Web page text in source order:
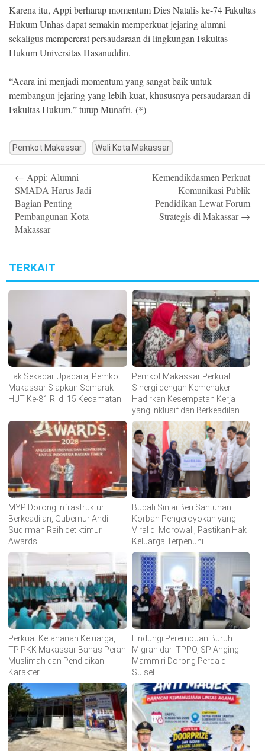
Karena itu, Appi berharap momentum Dies Natalis ke-74 Fakultas
Hukum Unhas dapat semakin memperkuat jejaring alumni
sekaligus mempererat persaudaraan di lingkungan Fakultas
Hukum Universitas Hasanuddin.
“Acara ini menjadi momentum yang sangat baik untuk
membangun jejaring yang lebih kuat, khususnya persaudaraan di
Fakultas Hukum,” tutup Munafri. (*)
Pemkot Makassar Wali Kota Makassar
navigation
← Appi: Alumni
SMADA Harus Jadi
Bagian Penting
Pembangunan Kota
Makassar
Kemendikdasmen Perkuat
Komunikasi Publik
Pendidikan Lewat Forum
Strategis di Makassar→
TERKAIT
Tak Sekadar Upacara, Pemkot
Makassar Siapkan Semarak
HUT Ke-81 RI di 15 Kecamatan
Pemkot Makassar Perkuat
Sinergi dengan Kemenaker
Hadirkan Kesempatan Kerja
yang Inklusif dan Berkeadilan
MYP Dorong Infrastruktur
Berkeadilan, Gubernur Andi
Sudirman Raih detiktimur
Awards
Bupati Sinjai Beri Santunan
Korban Pengeroyokan yang
Viral di Morowali, Pastikan Hak
Keluarga Terpenuhi
Perkuat Ketahanan Keluarga,
TP PKK Makassar Bahas Peran
Muslimah dan Pendidikan
Karakter
Lindungi Perempuan Buruh
Migran dari TPPO, SP Anging
Mammiri Dorong Perda di
Sulsel